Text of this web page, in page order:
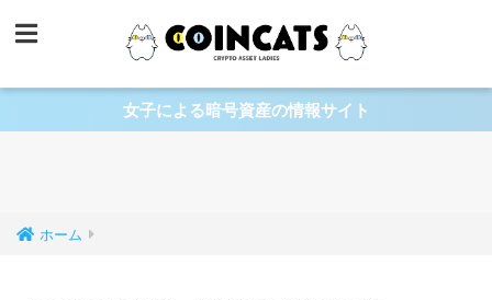
女子による暗号資産の情報サイト
ホーム